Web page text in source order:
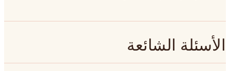
الأسئلة الشائعة